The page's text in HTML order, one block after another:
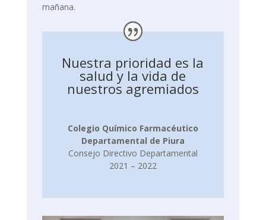
mañana.
Nuestra prioridad es la
salud y la vida de
nuestros agremiados
Colegio Químico Farmacéutico
Departamental de Piura
Consejo Directivo Departamental
2021 – 2022